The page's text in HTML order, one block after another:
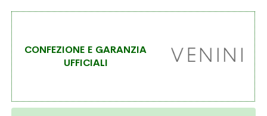
lista
CONFEZIONE E GARANZIA
UFFICIALI